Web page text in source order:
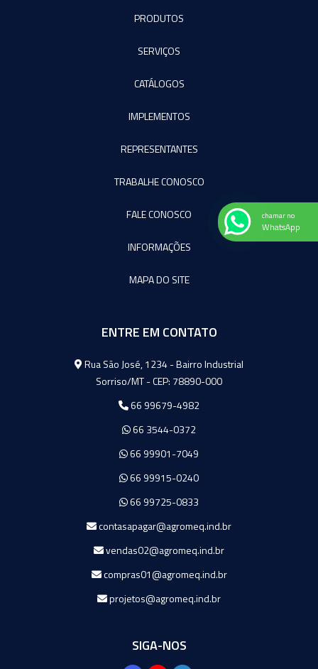
PRODUTOS
SERVIÇOS
CATÁLOGOS
IMPLEMENTOS
REPRESENTANTES
TRABALHE CONOSCO
FALE CONOSCO
INFORMAÇÕES
MAPA DO SITE
ENTRE EM CONTATO
Agromeq
Rua São José, 1234 - Bairro Industrial
Sorriso/MT - CEP: 78890-000
66 99679-4982
66 3544-0372
66 99901-7049
66 99915-0240
66 99725-0833
contasapagar@agromeq.ind.br
vendas02@agromeq.ind.br
compras01@agromeq.ind.br
projetos@agromeq.ind.br
SIGA-NOS
chamar no
WhatsApp